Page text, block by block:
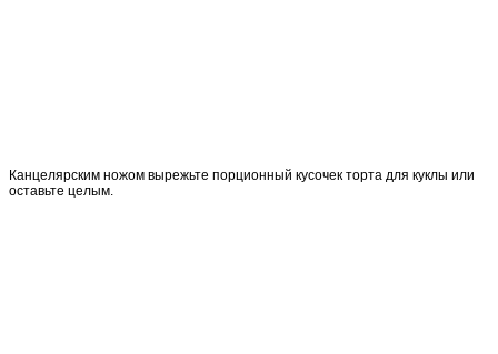
Канцелярским ножом вырежьте порционный кусочек торта для куклы или
оставьте целым.